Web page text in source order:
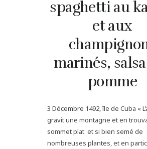
spaghetti au
et aux
marinés,
pomme
3 Décembre 1492, île de Cuba «
gravit une montagne et en
sommet plat et si bien semé de
nombreuses plantes, et en